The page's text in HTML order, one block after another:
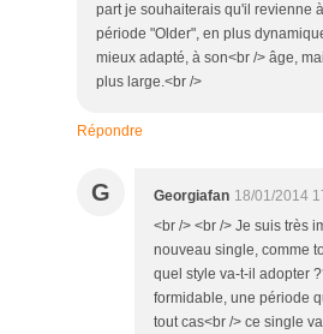
part je souhaiterais qu'il revienne
période "Older", en plus
mieux adapté, à son<br /> âge,
plus large.<br />
Répondre
G Georgiafan 18/01/2014
<br /> <br /> Je suis très
nouveau single, comme
quel style va-t-il adopter
formidable, une période
tout cas<br /> ce single